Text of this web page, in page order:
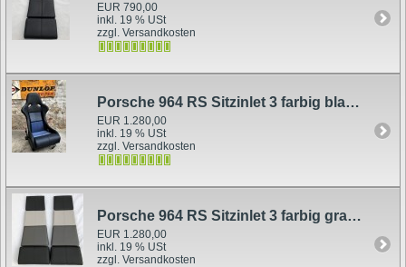
EUR 790,00
inkl. 19 % USt
zzgl. Versandkosten
Porsche 964 RS Sitzinlet 3 farbig blau Leder
EUR 1.280,00
inkl. 19 % USt
zzgl. Versandkosten
Porsche 964 RS Sitzinlet 3 farbig grau Leder
EUR 1.280,00
inkl. 19 % USt
zzgl. Versandkosten